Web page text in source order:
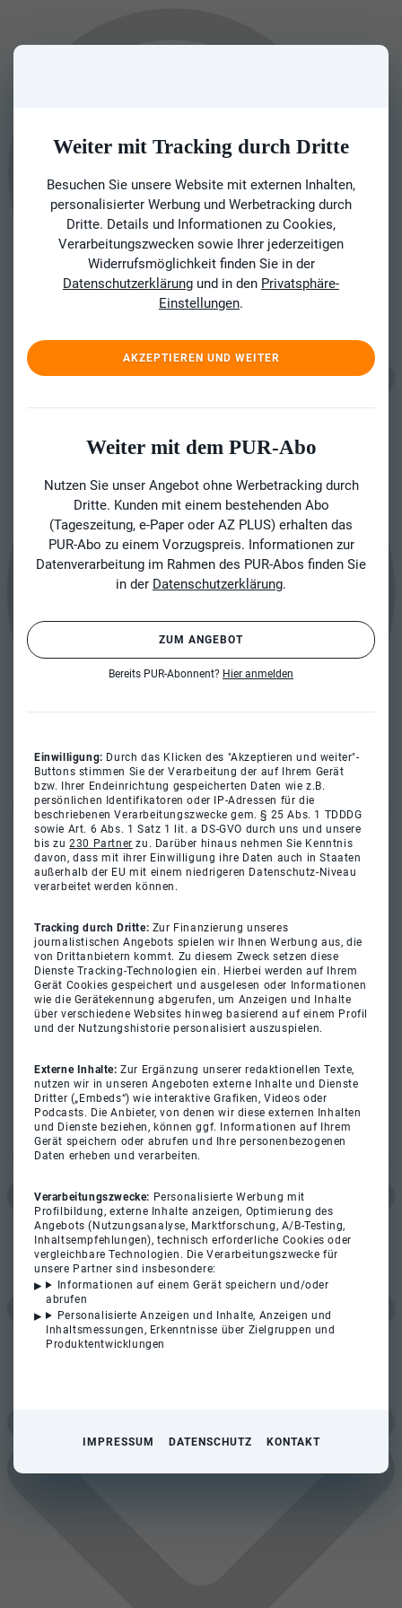
Weiter mit Tracking durch Dritte
Besuchen Sie unsere Website mit externen Inhalten,
personalisierter Werbung und Werbetracking durch
Dritte. Details und Informationen zu Cookies,
Verarbeitungszwecken sowie Ihrer jederzeitigen
Widerrufsmöglichkeit finden Sie in der
Datenschutzerklärung und in den Privatsphäre-
Einstellungen.
AKZEPTIEREN UND WEITER
Weiter mit dem PUR-Abo
Nutzen Sie unser Angebot ohne Werbetracking durch
Dritte. Kunden mit einem bestehenden Abo
(Tageszeitung, e-Paper oder AZ PLUS) erhalten das
PUR-Abo zu einem Vorzugspreis. Informationen zur
Datenverarbeitung im Rahmen des PUR-Abos finden Sie
in der Datenschutzerklärung.
ZUM ANGEBOT
Bereits PUR-Abonnent? Hier anmelden
Einwilligung: Durch das Klicken des "Akzeptieren und weiter"-
Buttons stimmen Sie der Verarbeitung der auf Ihrem Gerät
bzw. Ihrer Endeinrichtung gespeicherten Daten wie z.B.
persönlichen Identifikatoren oder IP-Adressen für die
beschriebenen Verarbeitungszwecke gem. § 25 Abs. 1 TDDDG
sowie Art. 6 Abs. 1 Satz 1 lit. a DS-GVO durch uns und unsere
bis zu230 Partner zu. Darüber hinaus nehmen Sie Kenntnis
davon, dass mit ihrer Einwilligung ihre Daten auch in Staaten
außerhalb der EU mit einem niedrigeren Datenschutz-Niveau
verarbeitet werden können.
Tracking durch Dritte: Zur Finanzierung unseres
journalistischen Angebots spielen wir Ihnen Werbung aus, die
von Drittanbietern kommt. Zu diesem Zweck setzen diese
Dienste Tracking-Technologien ein. Hierbei werden auf Ihrem
Gerät Cookies gespeichert und ausgelesen oder Informationen
wie die Gerätekennung abgerufen, um Anzeigen und Inhalte
über verschiedene Websites hinweg basierend auf einem Profil
und der Nutzungshistorie personalisiert auszuspielen.
Externe Inhalte:Zur Ergänzung unserer redaktionellen Texte,
nutzen wir in unseren Angeboten externe Inhalte und Dienste
Dritter („Embeds“) wie interaktive Grafiken, Videos oder
Podcasts. Die Anbieter, von denen wir diese externen Inhalten
und Dienste beziehen, können ggf. Informationen auf Ihrem
Gerät speichern oder abrufen und Ihre personenbezogenen
Daten erheben und verarbeiten.
Verarbeitungszwecke: Personalisierte Werbung mit
Profilbildung, externe Inhalte anzeigen, Optimierung des
Angebots (Nutzungsanalyse, Marktforschung, A/B-Testing,
Inhaltsempfehlungen), technisch erforderliche Cookies oder
vergleichbare Technologien. Die Verarbeitungszwecke für
unsere Partner sind insbesondere:
Informationen auf einem Gerät speichern und/oder
abrufen
Personalisierte Anzeigen und Inhalte, Anzeigen und
Inhaltsmessungen, Erkenntnisse über Zielgruppen und
Produktentwicklungen
IMPRESSUM DATENSCHUTZ KONTAKT